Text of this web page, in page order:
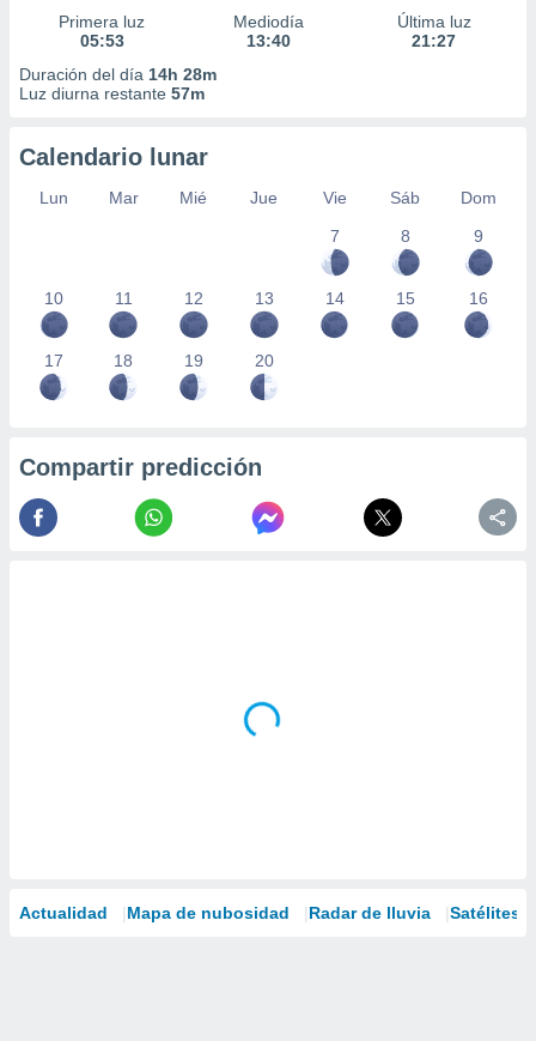
Primera luz
05:53
Mediodía
13:40
Última luz
21:27
Duración del día 14h 28m
Luz diurna restante 57m
Calendario lunar
Lun Mar Mié Jue Vie Sáb
Dom
7
8 9
10 11 12 13 14 15 16
17 18 19 20
Compartir predicción
Actualidad Mapa de nubosidad Radar de lluvia Satélites